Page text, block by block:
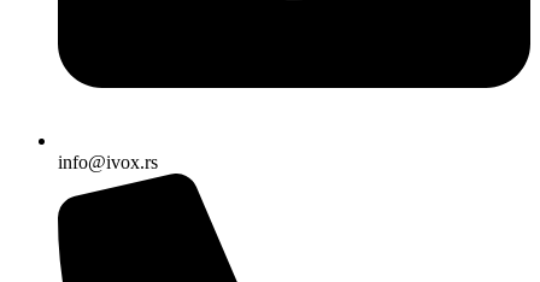
info@ivox.rs